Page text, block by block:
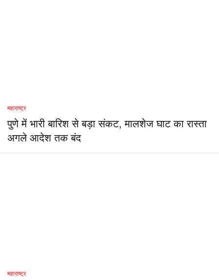
महाराष्ट्र
पुणे में भारी बारिश से बड़ा संकट, मालशेज घाट का रास्ता
अगले आदेश तक बंद
महाराष्ट्र